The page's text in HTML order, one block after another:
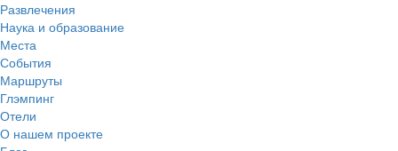
Развлечения
Наука и образование
Места
События
Маршруты
Глэмпинг
Отели
О нашем проекте